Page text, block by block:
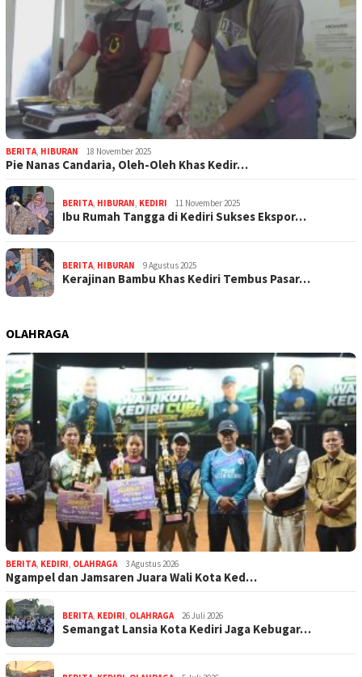
BERITA, HIBURAN 18 November 2025
Pie Nanas Candaria, Oleh-Oleh Khas Kedir…
BERITA, HIBURAN, KEDIRI 11 November 2025
Ibu Rumah Tangga di Kediri Sukses Ekspor…
BERITA, HIBURAN 9 Agustus 2025
Kerajinan Bambu Khas Kediri Tembus Pasar…
OLAHRAGA
BERITA, KEDIRI, OLAHRAGA 3 Agustus 2026
Ngampel dan Jamsaren Juara Wali Kota Ked…
BERITA, KEDIRI, OLAHRAGA 26 Juli 2026
Semangat Lansia Kota Kediri Jaga Kebugar…